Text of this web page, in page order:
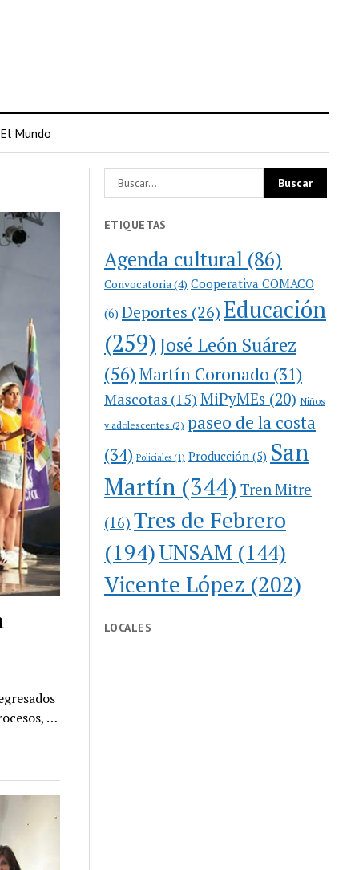
El Mundo
…
ETIQUETAS
Agenda cultural (86)
Convocatoria (4) Cooperativa COMACO
(6) Deportes (26)Educación
(259)José León Suárez
(56)Martín Coronado (31)
Mascotas (15) MiPyMEs (20) Niños
y adolescentes (2) paseo de la costa
(34) Policiales (1) Producción (5) San
Martín (344) Tren Mitre
(16) Tres de Febrero
(194)UNSAM (144)
Vicente López (202)
LOCALES